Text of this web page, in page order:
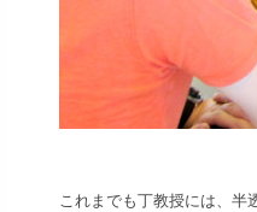
これまでも丁教授には、半